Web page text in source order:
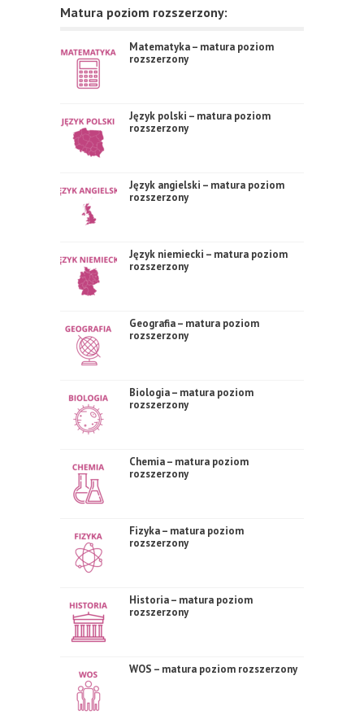
Matura poziom rozszerzony:
Matematyka – matura poziom
rozszerzony
Język polski – matura poziom
rozszerzony
Język angielski – matura poziom
rozszerzony
Język niemiecki – matura poziom
rozszerzony
Geografia – matura poziom
rozszerzony
Biologia – matura poziom
rozszerzony
Chemia – matura poziom
rozszerzony
Fizyka – matura poziom
rozszerzony
Historia – matura poziom
rozszerzony
WOS – matura poziom rozszerzony